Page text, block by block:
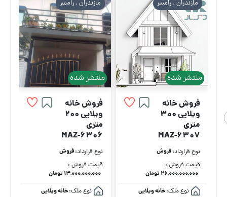
منتشر شده
مازندران . رامسر
فروش خانه
ویلایی 300
متری
MAZ-6307
نوع قرارداد:فروش
قیمت فروش :
۲۶,۰۰۰,۰۰۰,۰۰۰ تومان
نوع ملک:خانه ویلایی
منتشر شده
مازندران . رامسر
فروش خانه
ویلایی 200
متری
MAZ-6306
نوع قرارداد:فروش
قیمت فروش :
۱۳,۰۰۰,۰۰۰,۰۰۰ تومان
نوع ملک:خانه ویلایی